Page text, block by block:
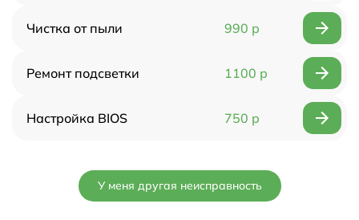
Чистка от пыли 990 р
Ремонт подсветки 1100 р
Настройка BIOS 750 р
У меня другая неисправность